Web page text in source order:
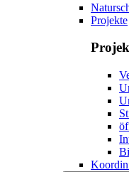
Projekte